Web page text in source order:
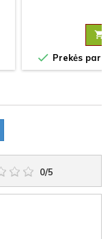

 Prekės
0/5